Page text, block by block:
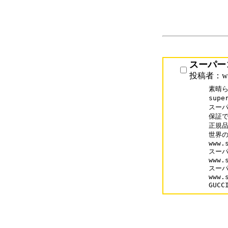
スーパ
投稿者：
素晴
スー
保証
正規
世界
スー
スー